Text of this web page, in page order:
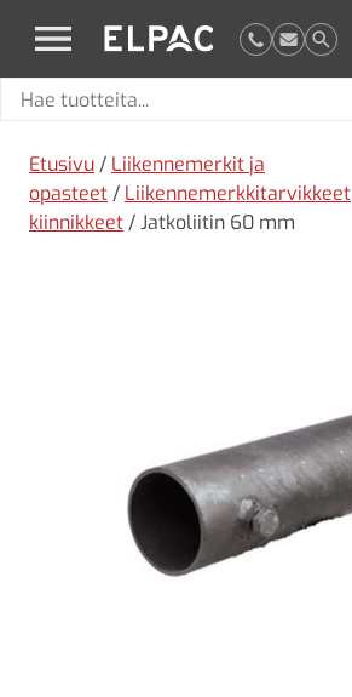
elpac.fi
Hae
Etusivu / Liikennemerkit ja
opasteet / Liikennemerkkitarvikkeet
kiinnikkeet / Jatkoliitin 60 mm